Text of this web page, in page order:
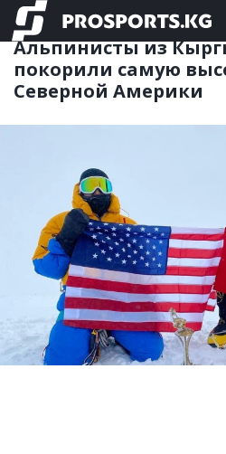
ДРУГИЕ
Альпинисты из
покорили самую
Северной Америки